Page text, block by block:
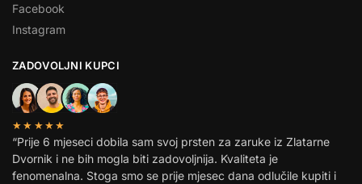
Facebook
Instagram
ZADOVOLJNI KUPCI
★★★★★
“Prije 6 mjeseci dobila sam svoj prsten za zaruke iz Zlatarne
Dvornik i ne bih mogla biti zadovoljnija. Kvaliteta je
fenomenalna. Stoga smo se prije mjesec dana odlučile kupiti i